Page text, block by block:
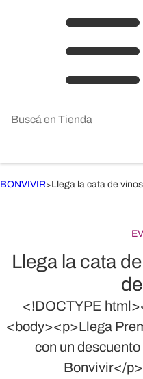
BONVIVIR>Llega la cata de
Llega la cata
<!DOCTYPE
<body><p>Llega
con un
Bonvivir</